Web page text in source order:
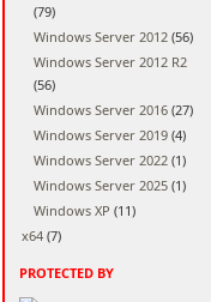
(79)
Windows Server 2012 (56)
Windows Server 2012 R2
(56)
Windows Server 2016 (27)
Windows Server 2019 (4)
Windows Server 2022 (1)
Windows Server 2025 (1)
Windows XP (11)
x64 (7)
PROTECTED BY